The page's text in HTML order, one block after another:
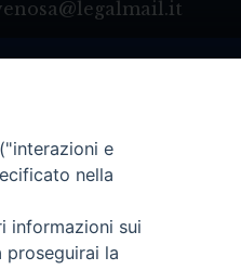
e
nella
informazioni sui
la